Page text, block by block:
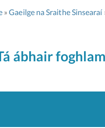
Gaeilge na Sraithe Sinsearaí
ábhair